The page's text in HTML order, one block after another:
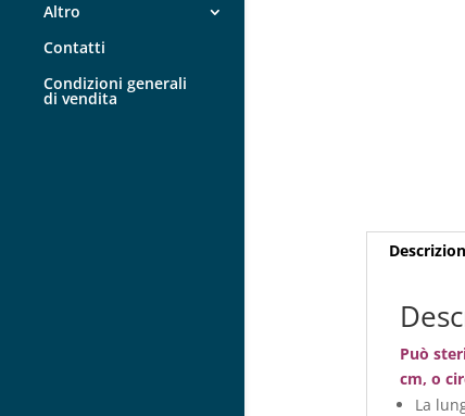
Altro
Contatti
Condizioni generali
di vendita
Può
cm, o
La